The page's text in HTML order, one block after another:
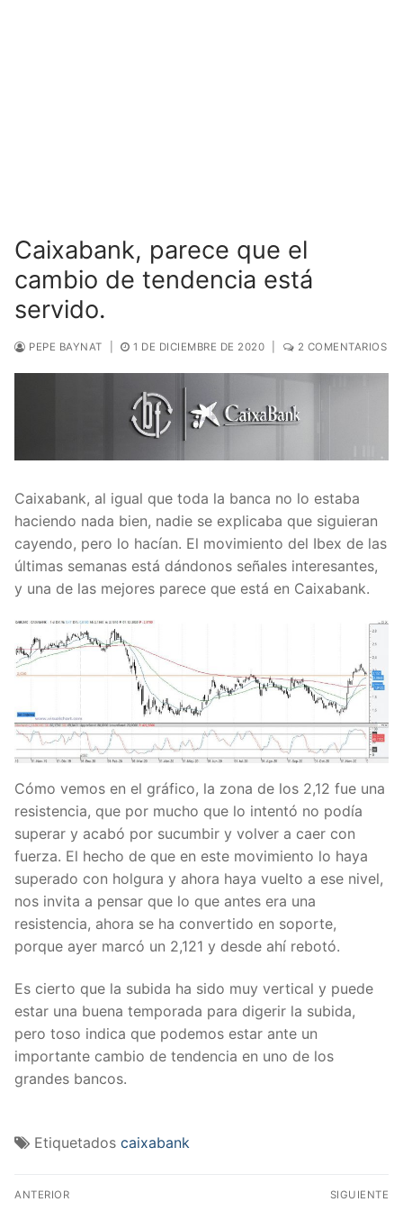
Caixabank, parece que el
cambio de tendencia está
servido.
PEPE BAYNAT 1 DE DICIEMBRE DE 2020 2 COMENTARIOS
Caixabank, al igual que toda la banca no lo estaba
haciendo nada bien, nadie se explicaba que siguieran
cayendo, pero lo hacían. El movimiento del Ibex de las
últimas semanas está dándonos señales interesantes,
y una de las mejores parece que está en Caixabank.
Cómo vemos en el gráfico, la zona de los 2,12 fue una
resistencia, que por mucho que lo intentó no podía
superar y acabó por sucumbir y volver a caer con
fuerza. El hecho de que en este movimiento lo haya
superado con holgura y ahora haya vuelto a ese nivel,
nos invita a pensar que lo que antes era una
resistencia, ahora se ha convertido en soporte,
porque ayer marcó un 2,121 y desde ahí rebotó.
Es cierto que la subida ha sido muy vertical y puede
estar una buena temporada para digerir la subida,
pero toso indica que podemos estar ante un
importante cambio de tendencia en uno de los
grandes bancos.
Etiquetados caixabank
Navegación
ANTERIOR SIGUIENTE